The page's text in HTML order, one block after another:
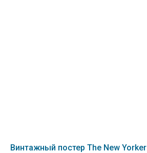
Винтажный постер The New Yorker